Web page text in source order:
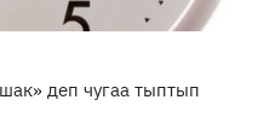
деп чугаа тыптып